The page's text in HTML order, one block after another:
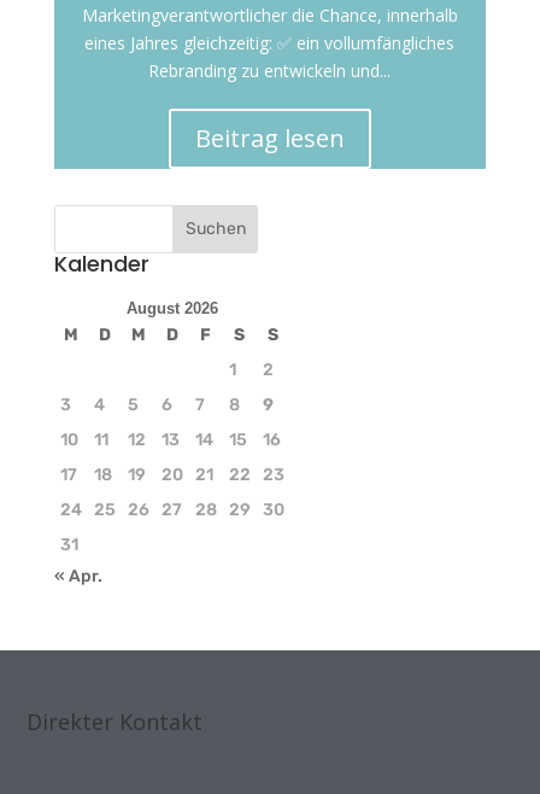
Marketingverantwortlicher die Chance, innerhalb
eines Jahres gleichzeitig: ✅ ein vollumfängliches
Rebranding zu entwickeln und...
Beitrag lesen
Kalender
August 2026
M D M D F S
S
1
2
3
4 5 6 7 8
9
10
11 12 13 14 15
16
17
18 19 20 21 22
23
24
25 26 27 28 29
30
31
« Apr.
Direkter Kontakt